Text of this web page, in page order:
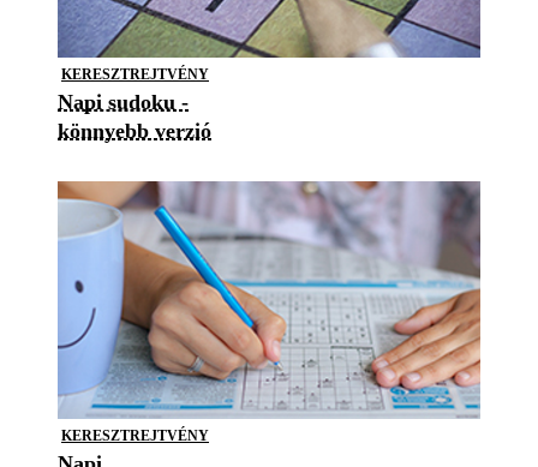
KERESZTREJTVÉNY
Napi sudoku -
könnyebb verzió
KERESZTREJTVÉNY